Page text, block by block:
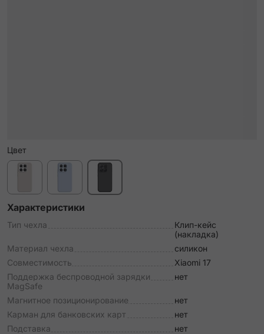
Цвет
Характеристики
Тип чехла
Клип-кейс
(накладка)
Материал чехла
силикон
Совместимость
Xiaomi 17
Поддержка беспроводной зарядки
MagSafe
нет
Магнитное позиционирование
нет
Карман для банковских карт
нет
Подставка
нет